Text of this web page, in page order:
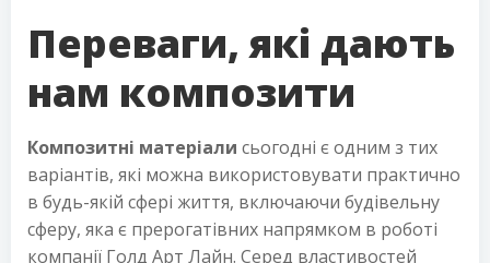
Переваги, які дають
нам композити
Композитні матеріали сьогодні є одним з тих
варіантів, які можна використовувати практично
в будь-якій сфері життя, включаючи будівельну
сферу, яка є прерогатівних напрямком в роботі
компанії Голд Арт Лайн. Серед властивостей